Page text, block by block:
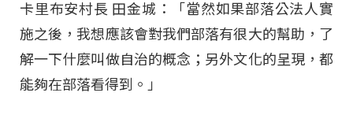
卡里布安村長 田金城：「當然如果部落公法人實
施之後，我想應該會對我們部落有很大的幫助，了
解一下什麼叫做自治的概念；另外文化的呈現，都
能夠在部落看得到。」